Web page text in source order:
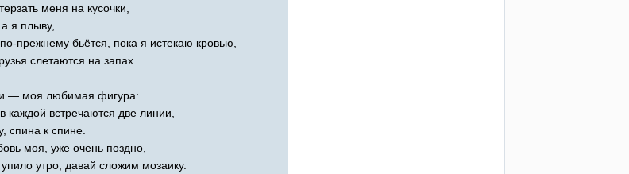
меня на кусочки,
я плыву,
прежнему бьётся, пока я истекаю кровью,
слетаются на запах.
— моя любимая фигура:
каждой встречаются две линии,
спина к спине.
моя, уже очень поздно,
утро, давай сложим мозаику.